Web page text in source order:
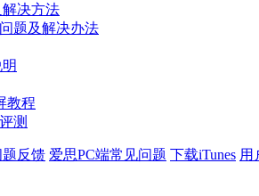
决方法
题及解决办法
教程
测
题反馈 爱思PC端常见问题 下载iTunes 用